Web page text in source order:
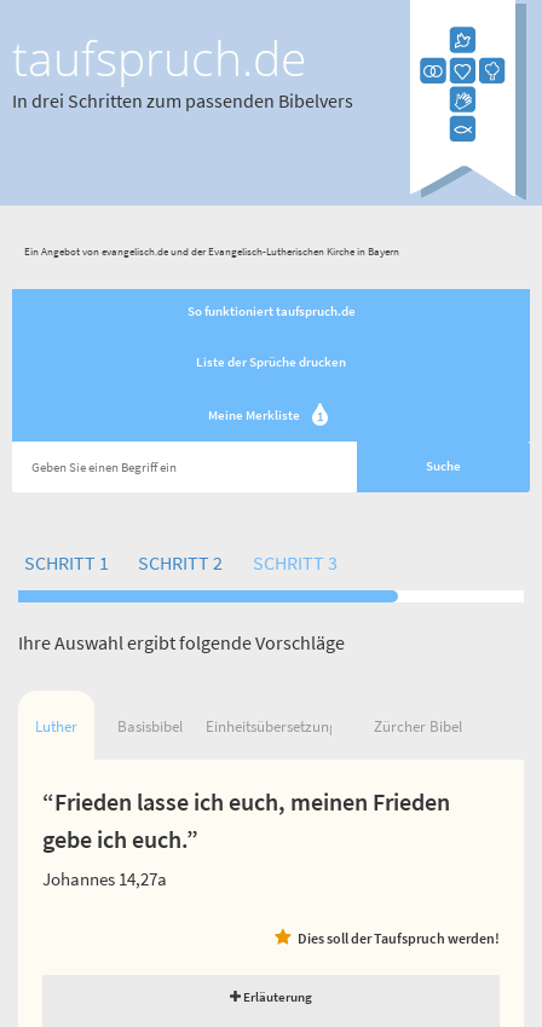
taufspruch.de
In drei Schritten zum passenden Bibelvers
Ein Angebot von evangelisch.de und der Evangelisch-Lutherischen Kirche in Bayern
So funktioniert taufspruch.de
Liste der Sprüche drucken
Meine Merkliste 1
SCHRITT 1 SCHRITT 2 SCHRITT 3
Ihre Auswahl ergibt folgende Vorschläge
Luther Basisbibel Einheitsübersetzung Zürcher Bibel
“Frieden lasse ich euch, meinen Frieden
gebe ich euch.”
Johannes 14,27a
Dies soll der Taufspruch werden!
Erläuterung